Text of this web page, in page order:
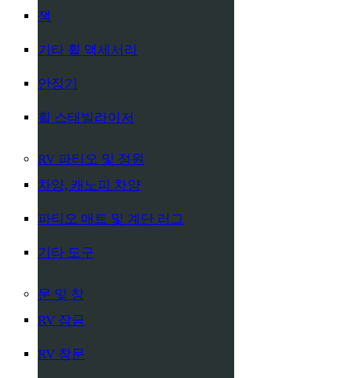
잭
기타 휠 액세서리
안정기
휠 스태빌라이저
RV 파티오 및 정원
차양, 캐노피 차양
파티오 매트 및 계단 러그
기타 도구
문 및 창
RV 잠금
RV 창문